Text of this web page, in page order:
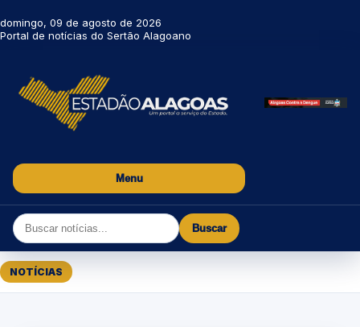
domingo, 09 de agosto de 2026
Portal de notícias do Sertão Alagoano
Menu
Buscar
NOTÍCIAS